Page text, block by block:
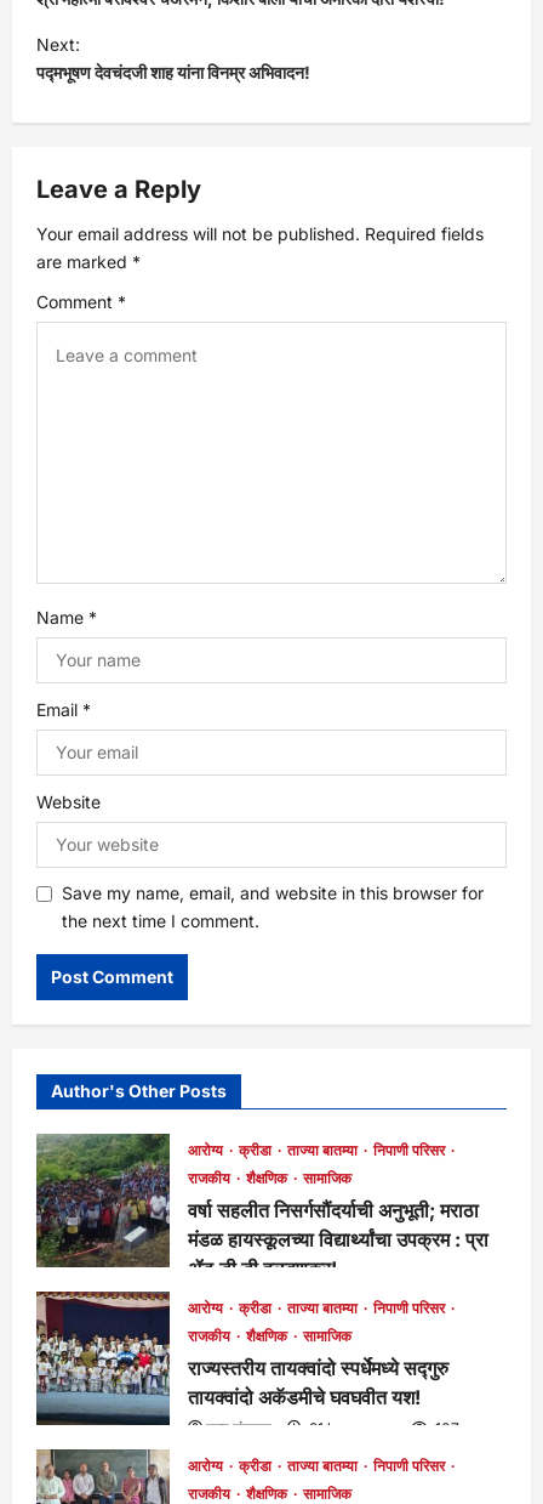
o
s
t
n
a
v
o
n
Next:
पद्मभूषण देवचंदजी शाह यांना विनम्र अभिवादन!
Leave a Reply
Your email address will not be published. Required fields
are marked *
Comment *
Name *
Email *
Website
Save my name, email, and website in this browser for
the next time I comment.
Author's Other Posts
आरोग्य क्रीडा ताज्या बातम्या
निपाणी परिसर
राजकीय
शैक्षणिक सामाजिक
वर्षा सहलीत निसर्गसौंदर्याची अनुभूती; मराठा
मंडळ हायस्कूलच्या विद्यार्थ्यांचा उपक्रम : प्रा
ॲड.डी डी हळवणकर!
मुख्य संपादक 3 hours ago
आरोग्य क्रीडा ताज्या बातम्या
निपाणी परिसर
राजकीय
शैक्षणिक सामाजिक
राज्यस्तरीय तायक्वांदो स्पर्धेमध्ये सद्गुरु
तायक्वांदो अकॅडमीचे घवघवीत यश!
मुख्य संपादक 21 hours ago 107
आरोग्य क्रीडा ताज्या बातम्या
निपाणी परिसर
राजकीय
शैक्षणिक सामाजिक